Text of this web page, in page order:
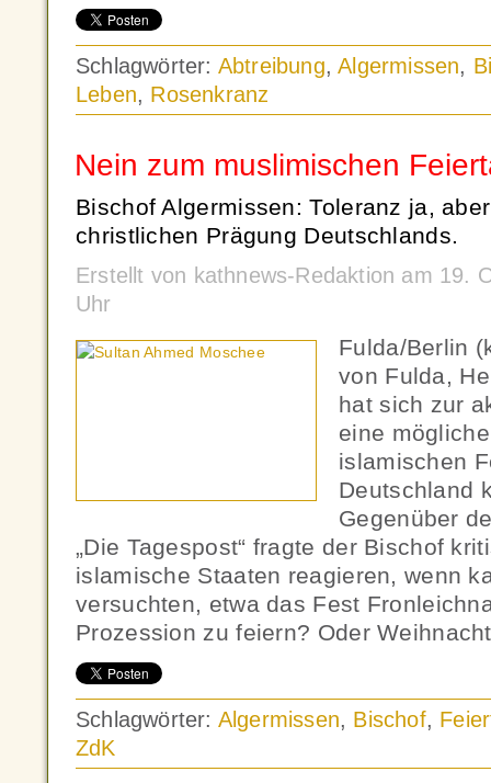
Schlagwörter: Abtreibung,Algermissen,
Leben, Rosenkranz
Nein zum muslimischen
Bischof Algermissen: Toleranz ja,
christlichen Prägung Deutschlands.
Erstellt von kathnews-Redaktion am 19.
Uhr
Fulda/Berlin
von Fulda,
hat sich zur
eine
islamischen
Deutschland
Gegenüber
„Die Tagespost“ fragte der Bischof
islamische Staaten reagieren, wenn
versuchten, etwa das Fest
Prozession zu feiern? Oder
Schlagwörter: Algermissen, Bischof,
ZdK